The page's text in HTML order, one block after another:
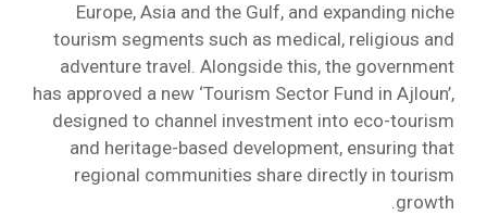
Europe, Asia and the Gulf, and expanding niche
tourism segments such as medical, religious and
adventure travel. Alongside this, the government
has approved a new ‘Tourism Sector Fund in Ajloun’,
designed to channel investment into eco-tourism
and heritage-based development, ensuring that
regional communities share directly in tourism
growth.